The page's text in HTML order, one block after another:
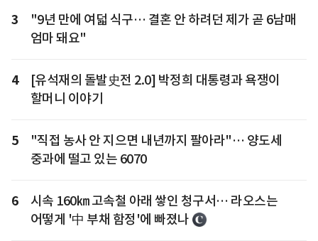
3
"9년 만에 여덟 식구… 결혼 안 하려던 제가 곧 6남매
엄마 돼요"
4
[유석재의 돌발史전 2.0] 박정희 대통령과 욕쟁이
할머니 이야기
5
"직접 농사 안 지으면 내년까지 팔아라"… 양도세
중과에 떨고 있는 6070
6
시속 160㎞ 고속철 아래 쌓인 청구서… 라오스는
어떻게 '中 부채 함정'에 빠졌나